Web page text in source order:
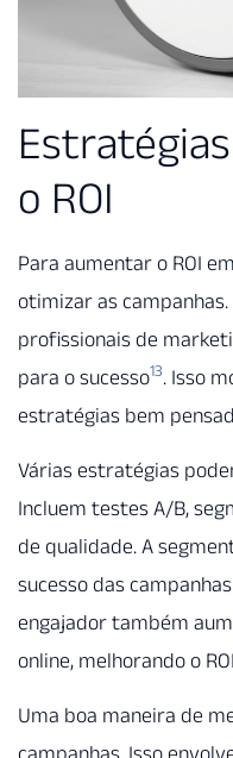
o ROI
Para aumentar o ROI
otimizar as campanhas.
profissionais de
para o sucesso13. Isso
estratégias bem
Várias estratégias
Incluem testes A/B,
de qualidade. A
sucesso das
engajador também
online, melhorando o ROI
Uma boa maneira de